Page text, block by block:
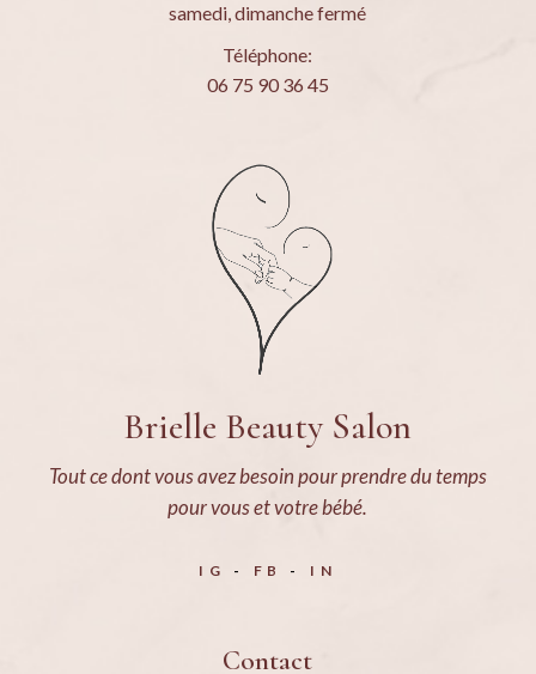
samedi, dimanche fermé
Téléphone:
06 75 90 36 45
Brielle Beauty Salon
Tout ce dont vous avez besoin pour prendre du temps
pour vous et votre bébé.
IG FB IN
Contact